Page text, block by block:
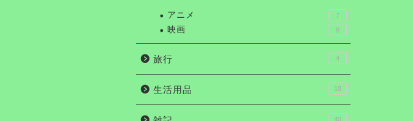
アニメ 7
映画 8
旅行 4
生活用品 18
40